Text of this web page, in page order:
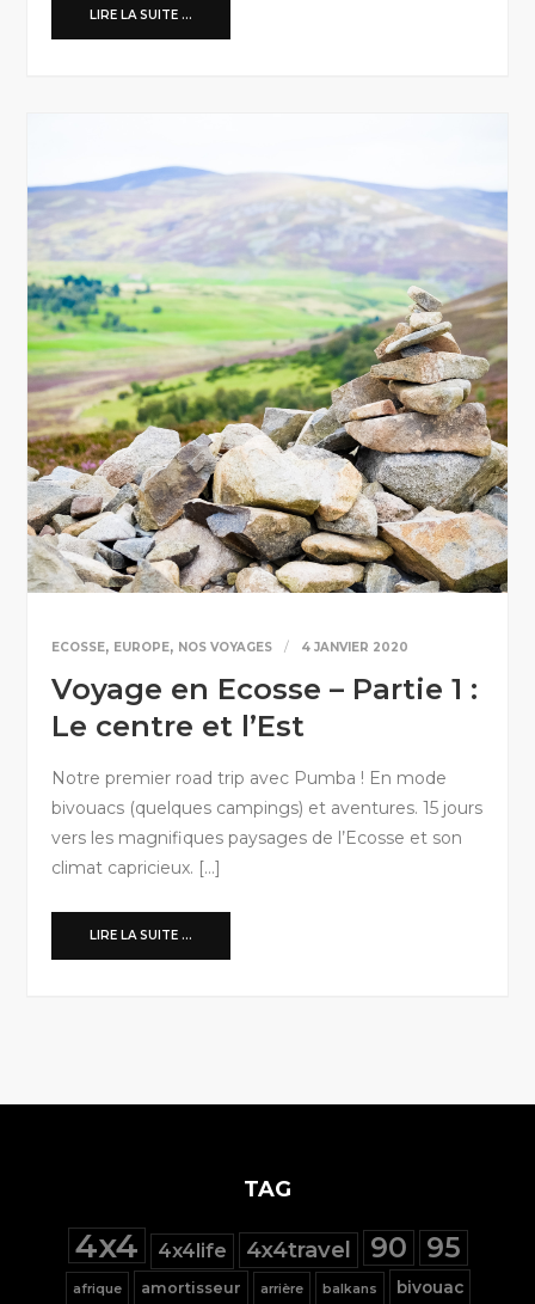
LIRE LA SUITE ...
ECOSSE, EUROPE, NOS VOYAGES 4 JANVIER 2020
Voyage en Ecosse – Partie 1 :
Le centre et l’Est
Notre premier road trip avec Pumba ! En mode
bivouacs (quelques campings) et aventures. 15 jours
vers les magnifiques paysages de l’Ecosse et son
climat capricieux. […]
LIRE LA SUITE ...
TAG
4x4 4x4life 4x4travel 90 95
afrique amortisseur arrière balkans bivouac